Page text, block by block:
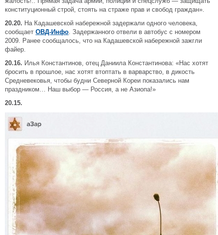
конституционный строй, стоять на страже прав и свобод граждан».
20.20. На Кадашевской набережной задержали одного человека,
сообщает ОВД-Инфо. Задержанного отвели в автобус с номером
2009. Ранее сообщалось, что на Кадашевской набережной зажгли
файер.
20.16. Илья Константинов, отец Даниила Константинова: «Нас хотят
бросить в прошлое, нас хотят втоптать в варварство, в дикость
Средневековья, чтобы будни Северной Кореи показались нам
праздником… Наш выбор — Россия, а не Азиопа!»
20.15.